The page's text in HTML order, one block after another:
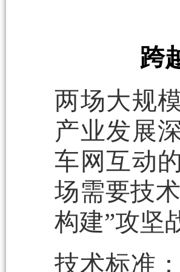
跨
两场大规
产业发展
车网互动
场需要技
构建”攻坚
技术标准